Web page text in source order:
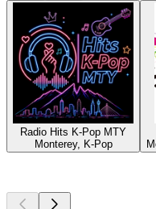
Radio Hits K-Pop MTY
Monterey, K-Pop